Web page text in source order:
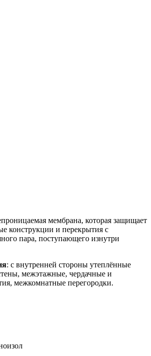
мембрана, которая защищает
конструкции и перекрытия с
пара, поступающего изнутри
: с внутренней стороны утеплённые
межэтажные, чердачные и
межкомнатные перегородки.